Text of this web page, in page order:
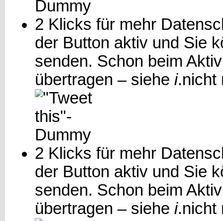
2 Klicks für mehr
der Button aktiv und Sie
senden. Schon beim
übertragen – siehe i.nicht
2 Klicks für mehr
der Button aktiv und Sie
senden. Schon beim
übertragen – siehe i.nicht